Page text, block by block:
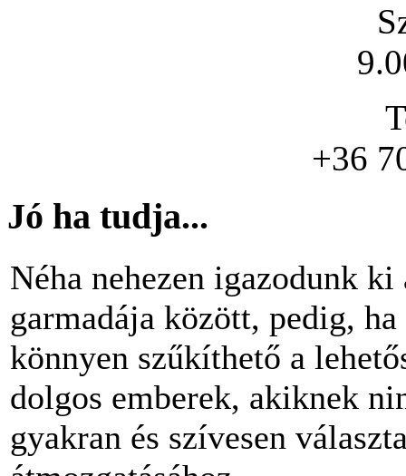
+36
Jó ha tudja...
Néha nehezen igazodunk
garmadája között, pedig,
könnyen szűkíthető a
dolgos emberek, akiknek
gyakran és szívesen